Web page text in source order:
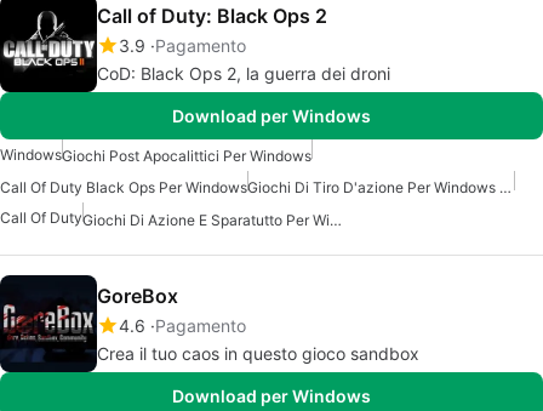
Call of Duty: Black Ops 2
3.9 Pagamento
CoD: Black Ops 2, la guerra dei droni
Download per Windows
WindowsGiochi Post Apocalittici Per Windows
Call Of Duty Black Ops Per Windows
Giochi Di Tiro D'azione Per Windows 10
Call Of Duty
Giochi Di Azione E Sparatutto Per Windows 7
GoreBox
4.6 Pagamento
Crea il tuo caos in questo gioco sandbox
Download per Windows